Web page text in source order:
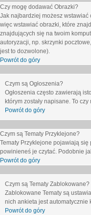
Czy mogę dodawać Obrazki?
Jak najbardziej możesz
więc wstawiać obrazki, które
znajdujących się na twoim
autoryzacji, np. skrzynki
jest to dozwolone).
Powrót do góry
Czym są Ogłoszenia?
Ogłoszenia często zawierają
którym zostały napisane. To
Powrót do góry
Czym są Tematy Przyklejone?
Tematy Przyklejone pojawiają
powinieneś je czytać. Podobnie
Powrót do góry
Czym są Tematy Zablokowane?
Zablokowane Tematy są
nich ankieta jest
Powrót do góry